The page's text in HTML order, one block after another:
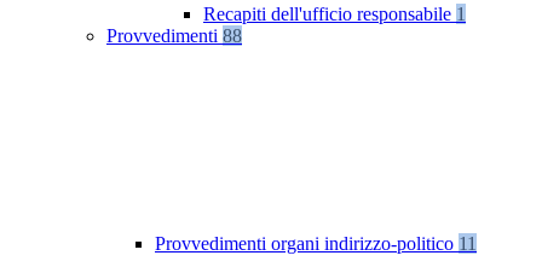
Recapiti dell'ufficio responsabile 1
Provvedimenti 88
Provvedimenti organi indirizzo-politico 11